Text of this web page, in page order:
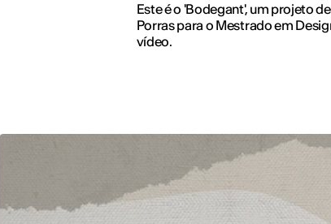
Este é o 'Bodegant', um projeto
Porras para o Mestrado em
vídeo.